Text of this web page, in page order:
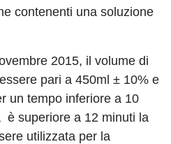
contenenti una soluzione
2015, il volume di
pari a 450ml ± 10% e
un tempo inferiore a 10
è superiore a 12 minuti la
utilizzata per la